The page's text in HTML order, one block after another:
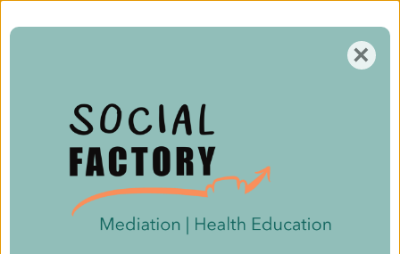
Aanbod
Gebruikersvoorwaarden
Voorwaarden Maatos (LMS)
×